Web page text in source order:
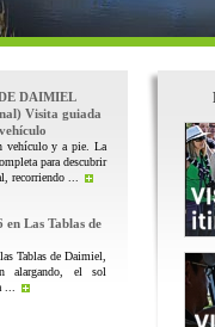
DAIMIEL
Visita guiada
vehículo y a pie. La
para descubrir
recorriendo ...
en Las Tablas de
Tablas de Daimiel,
alargando, el sol